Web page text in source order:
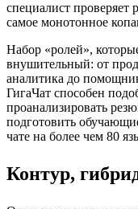
специалист проверяет
самое монотонное
Набор «ролей»,
внушительный: от
аналитика до
ГигаЧат способен
проанализировать
подготовить
чате на более чем 80
Контур,